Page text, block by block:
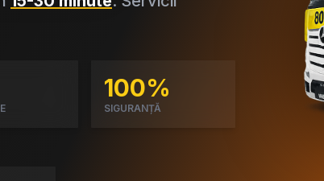
100%
SIGURANȚĂ